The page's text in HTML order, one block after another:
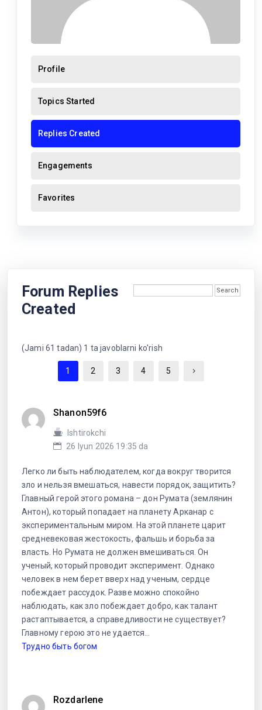
Profile
Topics Started
Replies Created
Engagements
Favorites
Forum Replies
Created
(Jami 61 tadan) 1 ta javoblarni ko'rish
1 2 3 4 5
Shanon59f6
Ishtirokchi
26 Iyun 2026 19:35 da
Легко ли быть наблюдателем, когда вокруг творится
зло и нельзя вмешаться, навести порядок, защитить?
Главный герой этого романа – дон Румата (землянин
Антон), который попадает на планету Арканар с
экспериментальным миром. На этой планете царит
средневековая жестокость, фальшь и борьба за
власть. Но Румата не должен вмешиваться. Он
ученый, который проводит эксперимент. Однако
человек в нем берет вверх над ученым, сердце
побеждает рассудок. Разве можно спокойно
наблюдать, как зло побеждает добро, как талант
растаптывается, а справедливости не существует?
Главному герою это не удается…
Трудно быть богом
Rozdarlene